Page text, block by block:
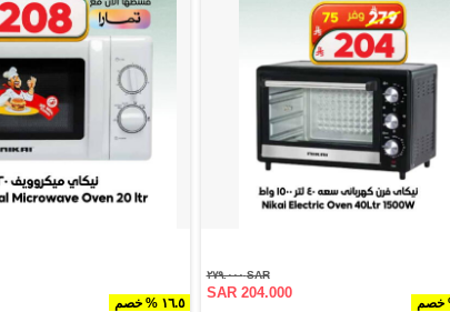
SAR ٢٧٩.٠٠٠
SAR 204.000
١٦.٥ % خصم